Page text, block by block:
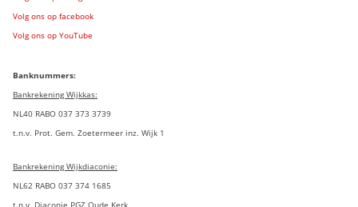
Volg ons op facebook
Volg ons op YouTube
Banknummers:
Bankrekening Wijkkas:
NL40 RABO 037 373 3739
t.n.v. Prot. Gem. Zoetermeer inz. Wijk 1
Bankrekening Wijkdiaconie:
NL62 RABO 037 374 1685
t.n.v. Diaconie PGZ Oude Kerk